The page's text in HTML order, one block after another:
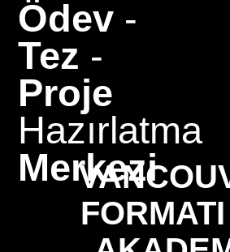
Ödev -
Tez -
Proje
Hazırlatma
Merkezi